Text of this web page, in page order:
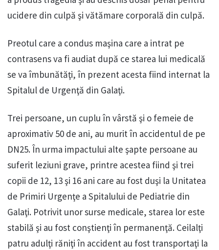
ucidere din culpă şi vătămare corporală din culpă.
Preotul care a condus maşina care a intrat pe
contrasens va fi audiat după ce starea lui medicală
se va îmbunătăţi, în prezent acesta fiind internat la
Spitalul de Urgenţă din Galaţi.
Trei persoane, un cuplu în vârstă şi o femeie de
aproximativ 50 de ani, au murit în accidentul de pe
DN25. În urma impactului alte şapte persoane au
suferit leziuni grave, printre acestea fiind şi trei
copii de 12, 13 şi 16 ani care au fost duşi la Unitatea
de Primiri Urgenţe a Spitalului de Pediatrie din
Galaţi. Potrivit unor surse medicale, starea lor este
stabilă şi au fost conştienţi în permanenţă. Ceilalţi
patru adulţi răniţi în accident au fost transportaţi la